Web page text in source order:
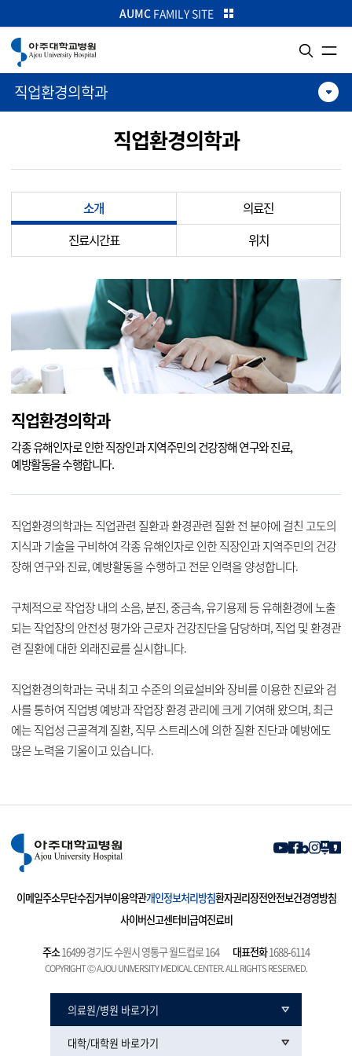
본문으로 가기
주메뉴로 가기
카피라이트로 가기
AUMCFAMILY SITE
직업환경의학과
직업환경의학과
소개
의료진
진료시간표
위치
직업환경의학과
각종 유해인자로 인한 직장인과 지역주민의 건강장해 연구와 진료,
예방활동을 수행합니다.
직업환경의학과는 직업관련 질환과 환경관련 질환 전 분야에 걸친 고도의
지식과 기술을 구비하여 각종 유해인자로 인한 직장인과 지역주민의 건강
장해 연구와 진료, 예방활동을 수행하고 전문 인력을 양성합니다.
구체적으로 작업장 내의 소음, 분진, 중금속, 유기용제 등 유해환경에 노출
되는 작업장의 안전성 평가와 근로자 건강진단을 담당하며, 직업 및 환경관
련 질환에 대한 외래진료를 실시합니다.
직업환경의학과는 국내 최고 수준의 의료설비와 장비를 이용한 진료와 검
사를 통하여 직업병 예방과 작업장 환경 관리에 크게 기여해 왔으며, 최근
에는 직업성 근골격계 질환, 직무 스트레스에 의한 질환 진단과 예방에도
많은 노력을 기울이고 있습니다.
이메일주소무단수집거부이용약관개인정보처리방침환자권리장전안전보건경영방침
사이버신고센터비급여진료비
주소16499 경기도 수원시 영통구 월드컵로 164 대표전화1688-6114
COPYRIGHT Ⓒ AJOU UNIVERSITY MEDICAL CENTER. ALL RIGHTS RESERVED.
의료원/병원 바로가기
대학/대학원 바로가기